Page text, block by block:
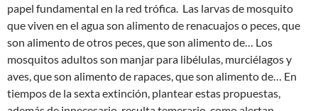
papel fundamental en la red trófica. Las larvas de mosquito
que viven en el agua son alimento de renacuajos o peces, que
son alimento de otros peces, que son alimento de… Los
mosquitos adultos son manjar para libélulas, murciélagos y
aves, que son alimento de rapaces, que son alimento de… En
tiempos de la sexta extinción, plantear estas propuestas,